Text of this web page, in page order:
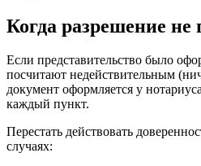
Когда разрешение не
Если представительство было
посчитают недействительным
документ оформляется у
каждый пункт.
Перестать действовать
случаях: